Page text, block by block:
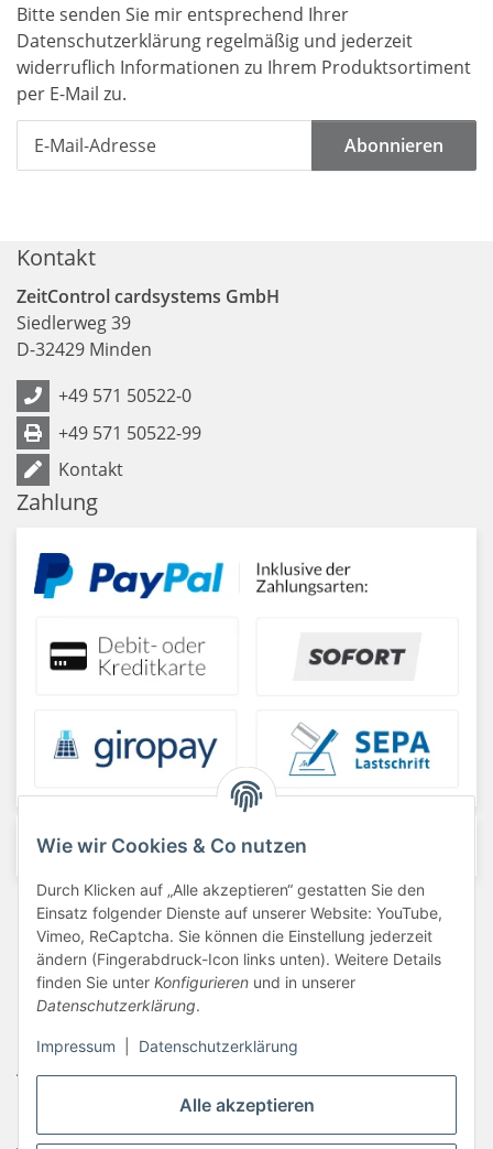
Alle akzeptieren
Wie wir Cookies & Co nutzen
Durch Klicken auf „Alle akzeptieren“ gestatten Sie den
Einsatz folgender Dienste auf unserer Website: YouTube,
Vimeo, ReCaptcha. Sie können die Einstellung jederzeit
ändern (Fingerabdruck-Icon links unten). Weitere Details
finden Sie unter Konfigurieren und in unserer
Datenschutzerklärung.
Impressum Datenschutzerklärung
Bitte senden Sie mir entsprechend Ihrer
Datenschutzerklärung regelmäßig und jederzeit
widerruflich Informationen zu Ihrem Produktsortiment
per E-Mail zu.
Abonnieren
Kontakt
ZeitControl cardsystems GmbH
Siedlerweg 39
D-32429 Minden
+49 571 50522-0
+49 571 50522-99
Kontakt
Zahlung
Barrierefreiheit
Datenschutzerklärung
Haftungsausschluss
AGB